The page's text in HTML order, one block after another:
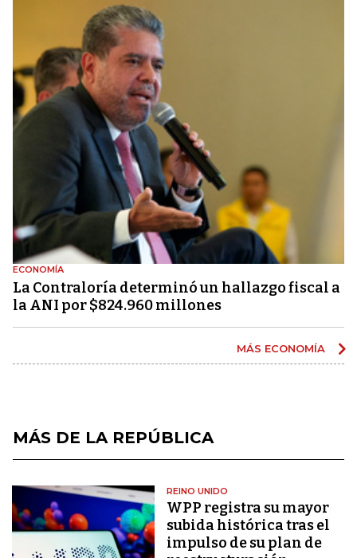
ECONOMÍA
La Contraloría determinó un hallazgo fiscal a
la ANI por $824.960 millones
MÁS ECONOMÍA
MÁS DE LA REPÚBLICA
REINO UNIDO
WPP registra su mayor
subida histórica tras el
impulso de su plan de